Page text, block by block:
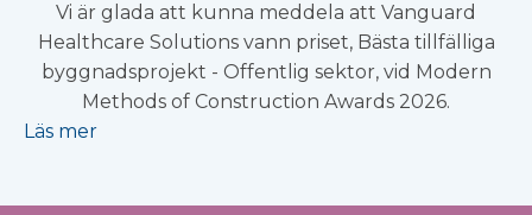
Vi är glada att kunna meddela att Vanguard
Healthcare Solutions vann priset, Bästa tillfälliga
byggnadsprojekt - Offentlig sektor, vid Modern
Methods of Construction Awards 2026.
Läs mer